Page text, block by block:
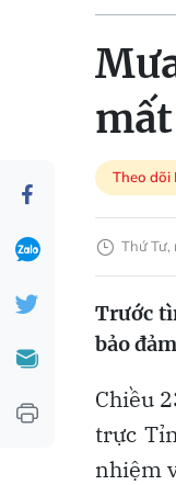
Theo dõi
Thứ
Trước
bảo
Chiều
trực
nhiệm